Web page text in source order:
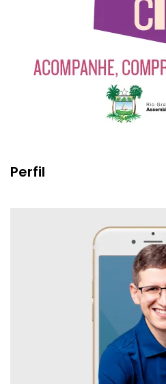
Perfil